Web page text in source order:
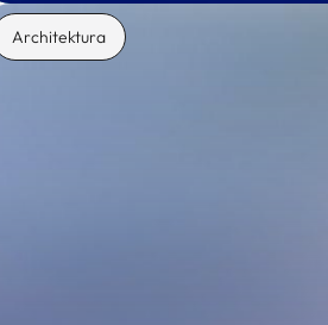
Architektura